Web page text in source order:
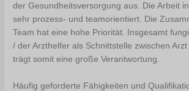
der Gesundheitsversorgung aus. Die Arbeit
sehr prozess- und teamorientiert. Die
Team hat eine hohe Priorität. Insgesamt
/ der Arzthelfer als Schnittstelle zwischen
trägt somit eine große Verantwortung.
Häufig geforderte Fähigkeiten und